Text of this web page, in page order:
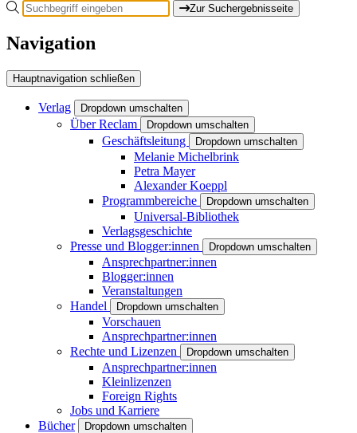
Zur Suchergebnisseite
Navigation
Hauptnavigation schließen
Verlag Dropdown umschalten
Über Reclam Dropdown umschalten
Geschäftsleitung Dropdown umschalten
Melanie Michelbrink
Petra Mayer
Alexander Koeppl
Programmbereiche
Dropdown umschalten
Universal-Bibliothek
Verlagsgeschichte
Presse und Blogger:innen
Dropdown umschalten
Ansprechpartner:innen
Blogger:innen
Veranstaltungen
Handel
Dropdown umschalten
Vorschauen
Ansprechpartner:innen
Rechte und Lizenzen
Dropdown umschalten
Ansprechpartner:innen
Kleinlizenzen
Foreign Rights
Jobs und Karriere
Bücher
Dropdown umschalten